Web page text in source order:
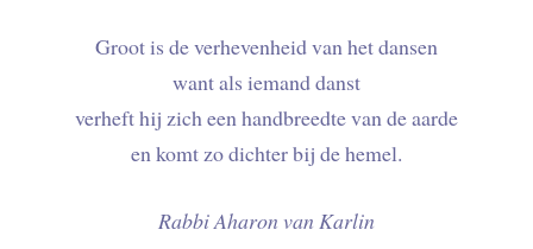
Groot is de verhevenheid van het dansen
want als iemand danst
verheft hij zich een handbreedte van de aarde
en komt zo dichter bij de hemel.
Rabbi Aharon van Karlin